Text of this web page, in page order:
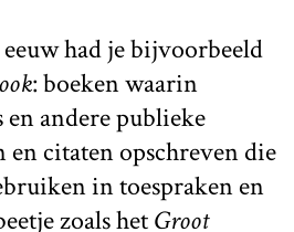
had je bijvoorbeeld
: boeken waarin
andere publieke
citaten opschreven die
in toespraken en
zoals hetGroot